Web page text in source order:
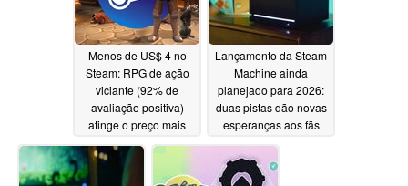
Menos de US$ 4 no
Steam: RPG de ação
viciante (92% de
avaliação positiva)
atinge o preço mais
baixo mais uma vez
04/29/2026
Lançamento da Steam
Machine ainda
planejado para 2026:
duas pistas dão novas
esperanças aos fãs
04/28/2026